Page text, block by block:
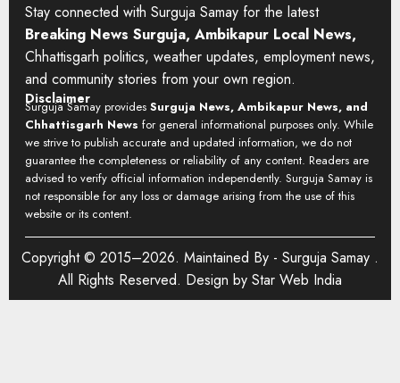
Stay connected with Surguja Samay for the latest
Breaking News Surguja, Ambikapur Local News,
Chhattisgarh politics, weather updates, employment news,
and community stories from your own region.
Disclaimer
Surguja Samay provides Surguja News, Ambikapur News, and
Chhattisgarh News for general informational purposes only. While
we strive to publish accurate and updated information, we do not
guarantee the completeness or reliability of any content. Readers are
advised to verify official information independently. Surguja Samay is
not responsible for any loss or damage arising from the use of this
website or its content.
Copyright © 2015–2026. Maintained By - Surguja Samay .
All Rights Reserved. Design by Star Web India